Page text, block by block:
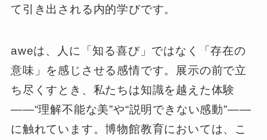
て引き出される内的学びです。
aweは、人に「知る喜び」ではなく「存在の
意味」を感じさせる感情です。展示の前で立
ち尽くすとき、私たちは知識を越えた体験
――“理解不能な美”や“説明できない感動”――
に触れています。博物館教育においては、こ